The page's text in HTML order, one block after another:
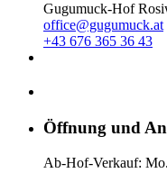
Gugumuck-Hof
office@gugumuck.at
+43 676 365 36 43
Öffnung und
Ab-Hof-Verkauf: